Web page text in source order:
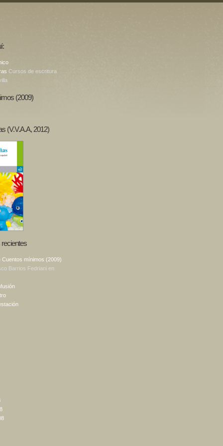
Cursos de escritura
(2009)
(V.V.A.A, 2012)
Cuentos mínimos (2009)
Barrios Fedriani en